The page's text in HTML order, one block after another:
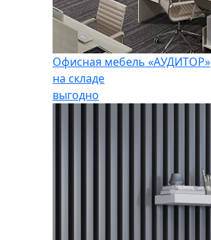
Офисная мебель «АУДИТОР»
на складе
выгодно